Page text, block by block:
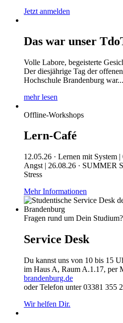
Jetzt anmelden
Das war unser
Volle Labore, begeisterte
Der diesjährige Tag der
Hochschule Brandenburg war...
mehr lesen
Offline-Workshops
Lern-Café
12.05.26 · Lernen mit System
Angst | 26.08.26 · SUMMER
Stress
Mehr Informationen
Fragen rund um Dein Studium?
Service Desk
Du kannst uns von 10 bis 15
im Haus A, Raum A.1.17, per
brandenburg.de
oder Telefon unter 03381 355
Wir helfen Dir.